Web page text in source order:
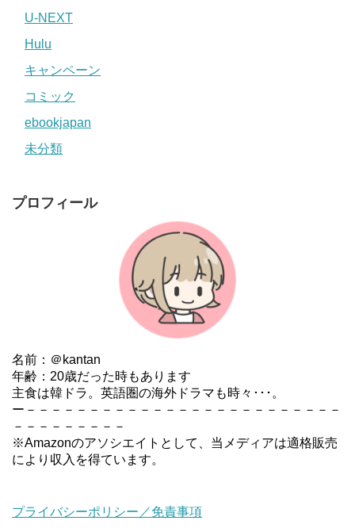
U-NEXT
Hulu
キャンペーン
コミック
ebookjapan
未分類
プロフィール
名前：＠kantan
年齢：20歳だった時もあります
主食は韓ドラ。英語圏の海外ドラマも時々･･･。
ー－－－－－－－－－－－－－－－－－－－－－－－－－
－－－－－－－－－
※Amazonのアソシエイトとして、当メディアは適格販売
により収入を得ています。
プライバシーポリシー／免責事項